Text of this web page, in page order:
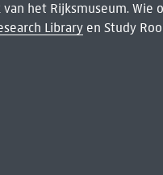
het Rijksmuseum.
Libraryen Study